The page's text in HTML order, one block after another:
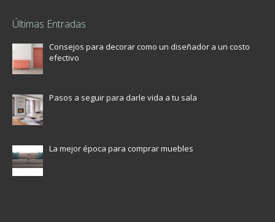
Últimas Entradas
Consejos para decorar como un diseñador a un costo
efectivo
Pasos a seguir para darle vida a tu sala
La mejor época para comprar muebles